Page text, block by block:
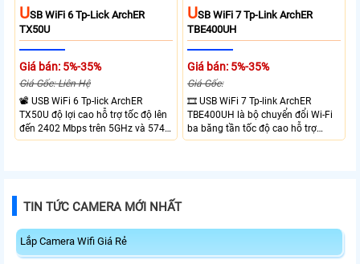
USB WiFi 6 Tp-Lick ArchER
TX50U
Giá bán: 5%-35%
Giá Gốc: Liên Hệ
📽 USB WiFi 6 Tp-lick ArchER
TX50U độ lợi cao hỗ trợ tốc độ lên
đến 2402 Mbps trên 5GHz và 574
Mbps trên 2.4GHz mang đến kết
liệu nhanh, kết hợp WPA3 tăng
USB WiFi 7 Tp-Link ArchER
TBE400UH
Giá bán: 5%-35%
Giá Gốc:
🎞 USB WiFi 7 Tp-link ArchER
TBE400UH là bộ chuyển đổi Wi-Fi
ba băng tần tốc độ cao hỗ trợ
2882 Mbps trên 6GHz, 2882 Mbps
TIN TỨC CAMERA MỚI NHẤT
Lắp Camera Wifi Giá Rẻ